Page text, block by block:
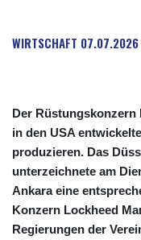
WIRTSCHAFT 07.07.2026
Der
in den USA
produzieren. Das
unterzeichnete am
Ankara eine
Konzern Lockheed
Regierungen der